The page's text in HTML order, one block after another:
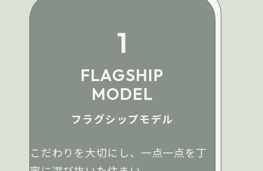
1
FLAGSHIP
MODEL
フラグシップモデル
こだわりを大切にし、一点一点を丁